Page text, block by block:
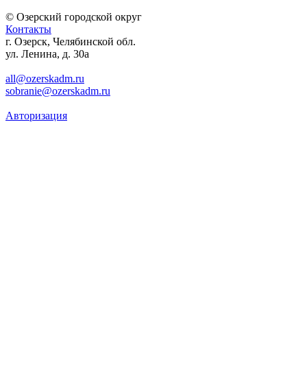
© Озерский городской округ
Контакты
г. Озерск, Челябинской обл.
ул. Ленина, д. 30а
all@ozerskadm.ru
sobranie@ozerskadm.ru
Авторизация